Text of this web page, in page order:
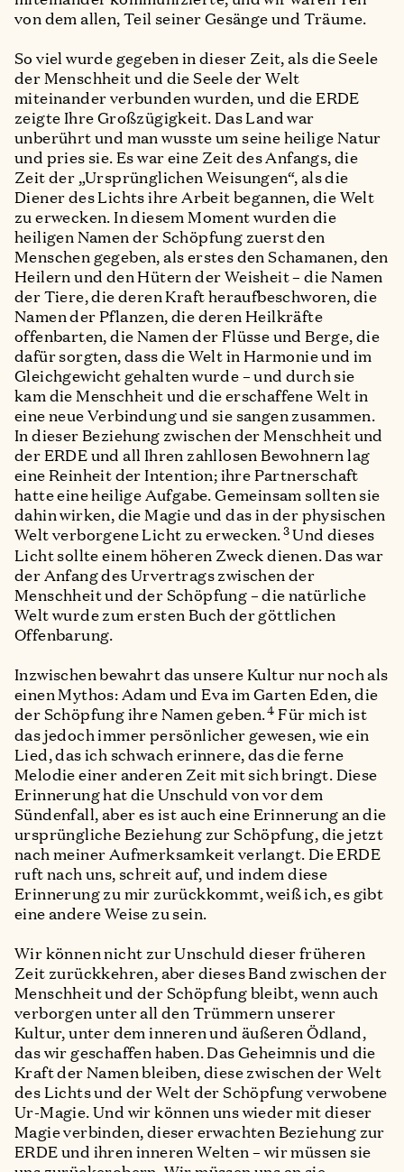
von dem allen, Teil seiner Gesänge und Träume.
So viel wurde gegeben in dieser Zeit, als die Seele
der Menschheit und die Seele der Welt
miteinander verbunden wurden, und die ERDE
zeigte Ihre Großzügigkeit. Das Land war
unberührt und man wusste um seine heilige Natur
und pries sie. Es war eine Zeit des Anfangs, die
Zeit der „Ursprünglichen Weisungen“, als die
Diener des Lichts ihre Arbeit begannen, die Welt
zu erwecken. In diesem Moment wurden die
heiligen Namen der Schöpfung zuerst den
Menschen gegeben, als erstes den Schamanen, den
Heilern und den Hütern der Weisheit – die Namen
der Tiere, die deren Kraft heraufbeschworen, die
Namen der Pflanzen, die deren Heilkräfte
offenbarten, die Namen der Flüsse und Berge, die
dafür sorgten, dass die Welt in Harmonie und im
Gleichgewicht gehalten wurde – und durch sie
kam die Menschheit und die erschaffene Welt in
eine neue Verbindung und sie sangen zusammen.
In dieser Beziehung zwischen der Menschheit und
der ERDE und all Ihren zahllosen Bewohnern lag
eine Reinheit der Intention; ihre Partnerschaft
hatte eine heilige Aufgabe. Gemeinsam sollten sie
dahin wirken, die Magie und das in der physischen
Welt verborgene Licht zu erwecken.3Und dieses
Licht sollte einem höheren Zweck dienen. Das war
der Anfang des Urvertrags zwischen der
Menschheit und der Schöpfung – die natürliche
Welt wurde zum ersten Buch der göttlichen
Offenbarung.
Inzwischen bewahrt das unsere Kultur nur noch als
einen Mythos: Adam und Eva im Garten Eden, die
der Schöpfung ihre Namen geben.4 Für mich ist
das jedoch immer persönlicher gewesen, wie ein
Lied, das ich schwach erinnere, das die ferne
Melodie einer anderen Zeit mit sich bringt. Diese
Erinnerung hat die Unschuld von vor dem
Sündenfall, aber es ist auch eine Erinnerung an die
ursprüngliche Beziehung zur Schöpfung, die jetzt
nach meiner Aufmerksamkeit verlangt. Die ERDE
ruft nach uns, schreit auf, und indem diese
Erinnerung zu mir zurückkommt, weiß ich, es gibt
eine andere Weise zu sein.
Wir können nicht zur Unschuld dieser früheren
Zeit zurückkehren, aber dieses Band zwischen der
Menschheit und der Schöpfung bleibt, wenn auch
verborgen unter all den Trümmern unserer
Kultur, unter dem inneren und äußeren Ödland,
das wir geschaffen haben. Das Geheimnis und die
Kraft der Namen bleiben, diese zwischen der Welt
des Lichts und der Welt der Schöpfung verwobene
Ur-Magie. Und wir können uns wieder mit dieser
Magie verbinden, dieser erwachten Beziehung zur
ERDE und ihren inneren Welten – wir müssen sie